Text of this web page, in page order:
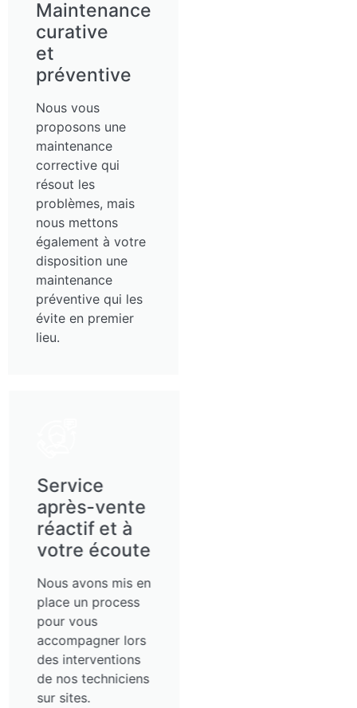
Maintenance
curative
et
préventive
Nous vous
proposons une
maintenance
corrective qui
résout les
problèmes, mais
nous mettons
également à votre
disposition une
maintenance
préventive qui les
évite en premier
lieu.
Service
après-vente
réactif et à
votre écoute
Nous avons mis en
place un process
pour vous
accompagner lors
des interventions
de nos techniciens
sur sites.